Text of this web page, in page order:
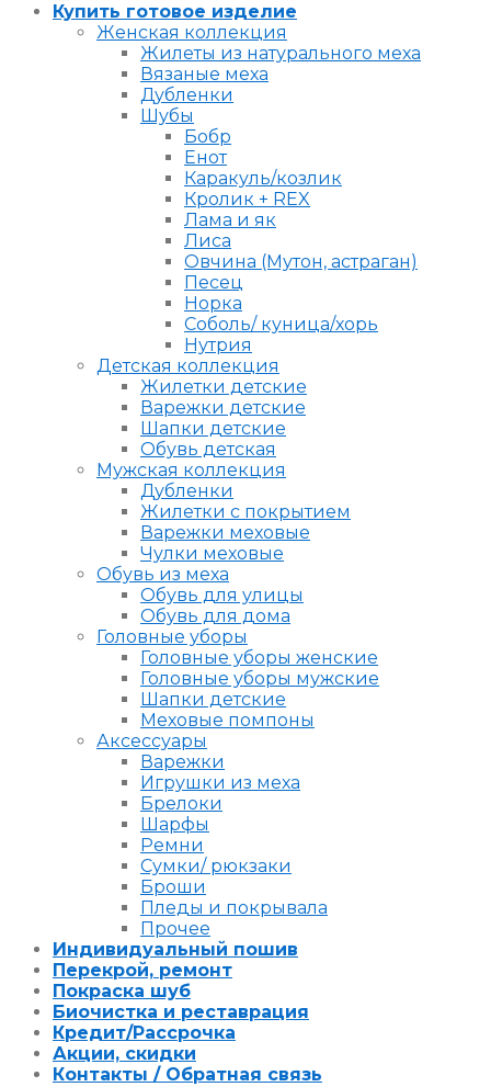
Купить готовое изделие
Женская коллекция
Жилеты из натурального меха
Вязаные меха
Дубленки
Шубы
Бобр
Енот
Каракуль/козлик
Кролик + REX
Лама и як
Лиса
Овчина (Мутон, астраган)
Песец
Норка
Соболь/ куница/хорь
Нутрия
Детская коллекция
Жилетки детские
Варежки детские
Шапки детские
Обувь детская
Мужская коллекция
Дубленки
Жилетки с покрытием
Варежки меховые
Чулки меховые
Обувь из меха
Обувь для улицы
Обувь для дома
Головные уборы
Головные уборы женские
Головные уборы мужские
Шапки детские
Меховые помпоны
Аксессуары
Варежки
Игрушки из меха
Брелоки
Шарфы
Ремни
Сумки/ рюкзаки
Броши
Пледы и покрывала
Прочее
Индивидуальный пошив
Перекрой, ремонт
Покраска шуб
Биочистка и реставрация
Кредит/Рассрочка
Акции, скидки
Контакты / Обратная связь